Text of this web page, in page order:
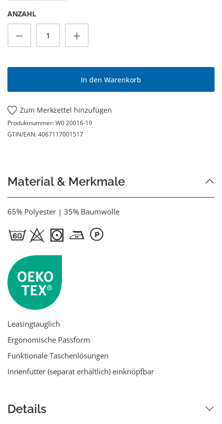
ANZAHL
Produkt Anzahl: Gib den gewünschten
In den Warenkorb
Zum Merkzettel hinzufügen
Produktnummer:W0 20016-19
GTIN/EAN:4067117001517
Material & Merkmale
65% Polyester | 35% Baumwolle
Leasingtauglich
Ergonomische Passform
Funktionale Taschenlösungen
Innenfutter (separat erhältlich) einknöpfbar
Details